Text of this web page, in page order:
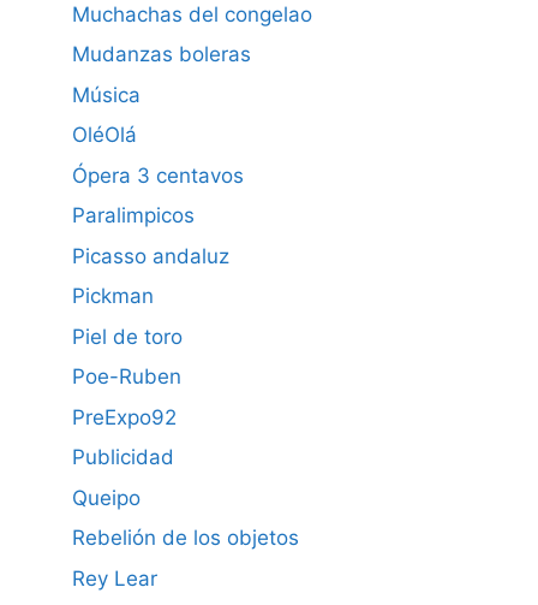
Muchachas del congelao
Mudanzas boleras
Música
OléOlá
Ópera 3 centavos
Paralimpicos
Picasso andaluz
Pickman
Piel de toro
Poe-Ruben
PreExpo92
Publicidad
Queipo
Rebelión de los objetos
Rey Lear